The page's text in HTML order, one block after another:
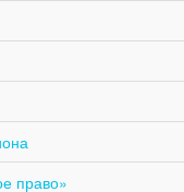
право»